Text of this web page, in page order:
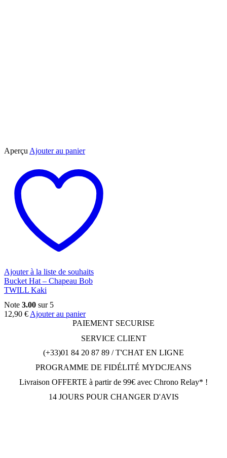
Aperçu Ajouter au panier
Ajouter à la liste de souhaits
Bucket Hat – Chapeau Bob
TWILL Kaki
Note 3.00 sur 5
12,90 € Ajouter au panier
PAIEMENT SECURISE
SERVICE CLIENT
(+33)01 84 20 87 89 / T'CHAT EN LIGNE
PROGRAMME DE FIDÉLITÉ MYDCJEANS
Livraison OFFERTE à partir de 99€ avec Chrono Relay* !
14 JOURS POUR CHANGER D'AVIS